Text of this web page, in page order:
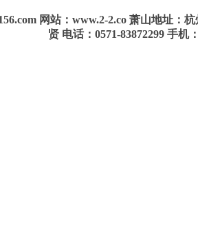
网站：www.2-2.co 萧山地址：
贤 电话：0571-83872299 手机